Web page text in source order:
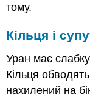
тому.
Кільця і
Уран має
Кільця
нахилений на